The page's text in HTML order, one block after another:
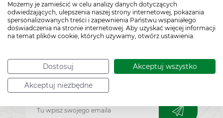
Możemy je zamieścić w celu analizy danych dotyczących
odwiedzających, ulepszenia naszej strony internetowej, pokazania
spersonalizowanych treści i zapewnienia Państwu wspaniałego
doświadczenia na stronie internetowej. Aby uzyskać więcej informacji
na temat plików cookie, których używamy, otwórz ustawienia.
Dostosuj Akceptuj wszystko
Akceptuj niezbędne
Bądź na bieżąco,
zapisz się na nasz newsletter!
Zapisz